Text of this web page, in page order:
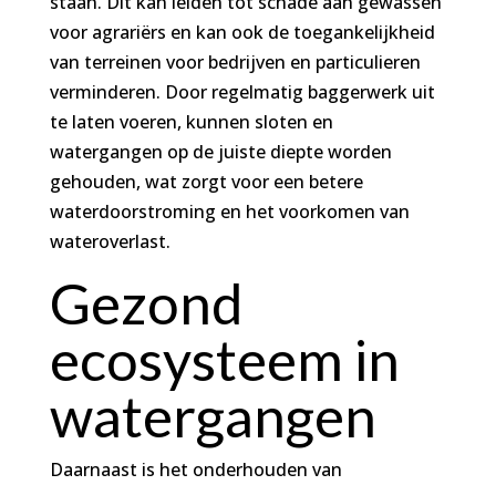
voor agrariërs en kan ook de toegankelijkheid
van terreinen voor bedrijven en particulieren
verminderen. Door regelmatig baggerwerk uit
te laten voeren, kunnen sloten en
watergangen op de juiste diepte worden
gehouden, wat zorgt voor een betere
waterdoorstroming en het voorkomen van
wateroverlast.
Gezond
ecosysteem in
watergangen
Daarnaast is het onderhouden van